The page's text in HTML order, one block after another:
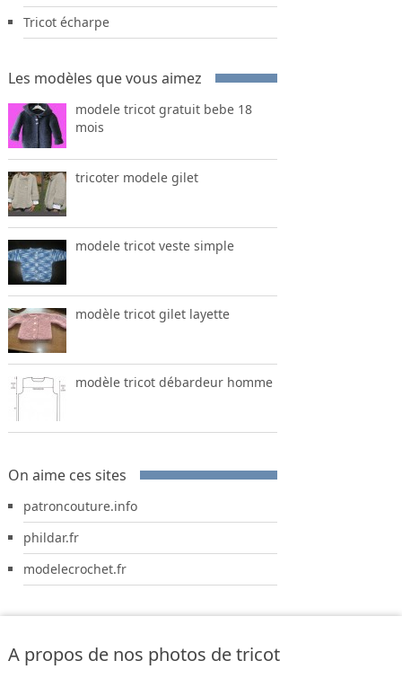
Tricot écharpe
Les modèles que vous aimez
modele tricot gratuit bebe 18
mois
tricoter modele gilet
modele tricot veste simple
modèle tricot gilet layette
modèle tricot débardeur homme
On aime ces sites
patroncouture.info
phildar.fr
modelecrochet.fr
A propos de nos photos de tricot